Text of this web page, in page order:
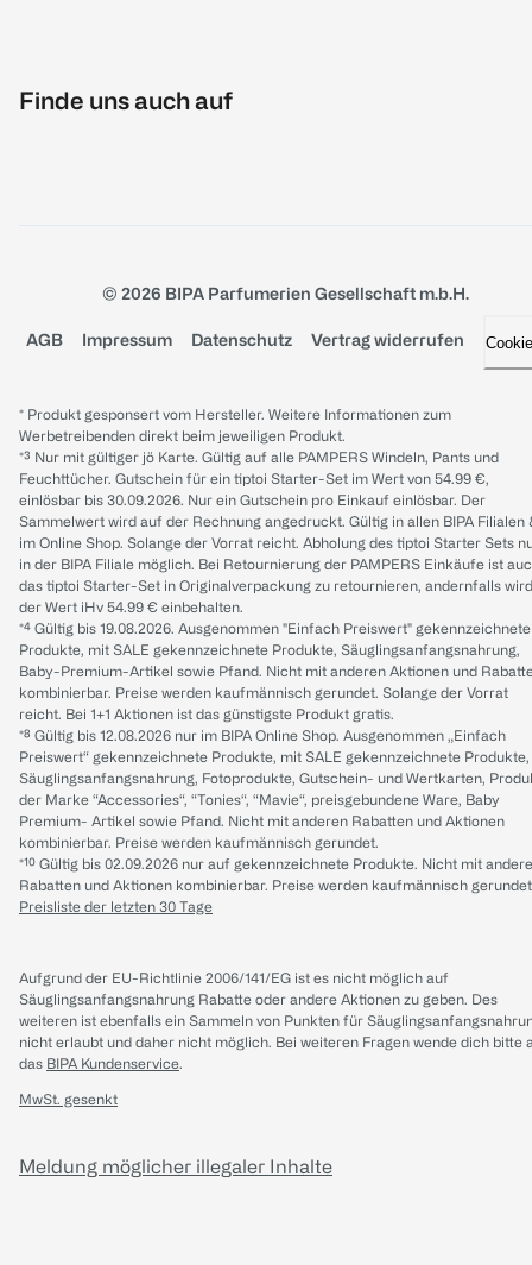
Finde uns auch auf
© 2026 BIPA Parfumerien Gesellschaft m.b.H.
AGB Impressum Datenschutz Vertrag widerrufen
* Produkt gesponsert vom Hersteller. Weitere Informationen zum
Werbetreibenden direkt beim jeweiligen Produkt.
*³ Nur mit gültiger jö Karte. Gültig auf alle PAMPERS Windeln, Pants und
Feuchttücher. Gutschein für ein tiptoi Starter-Set im Wert von 54.99 €,
einlösbar bis 30.09.2026. Nur ein Gutschein pro Einkauf einlösbar. Der
Sammelwert wird auf der Rechnung angedruckt. Gültig in allen BIPA Filialen
im Online Shop. Solange der Vorrat reicht. Abholung des tiptoi Starter Sets
in der BIPA Filiale möglich. Bei Retournierung der PAMPERS Einkäufe ist
das tiptoi Starter-Set in Originalverpackung zu retournieren, andernfalls wird
der Wert iHv 54.99 € einbehalten.
*⁴ Gültig bis 19.08.2026. Ausgenommen "Einfach Preiswert" gekennzeichnete
Produkte, mit SALE gekennzeichnete Produkte, Säuglingsanfangsnahrung,
Baby-Premium-Artikel sowie Pfand. Nicht mit anderen Aktionen und
kombinierbar. Preise werden kaufmännisch gerundet. Solange der Vorrat
reicht. Bei 1+1 Aktionen ist das günstigste Produkt gratis.
*⁸ Gültig bis 12.08.2026 nur im BIPA Online Shop. Ausgenommen „Einfach
Preiswert“ gekennzeichnete Produkte, mit SALE gekennzeichnete Produkte,
Säuglingsanfangsnahrung, Fotoprodukte, Gutschein- und Wertkarten,
der Marke “Accessories“, “Tonies“, “Mavie“, preisgebundene Ware, Baby
Premium- Artikel sowie Pfand. Nicht mit anderen Rabatten und Aktionen
kombinierbar. Preise werden kaufmännisch gerundet.
*¹⁰ Gültig bis 02.09.2026 nur auf gekennzeichnete Produkte. Nicht mit
Rabatten und Aktionen kombinierbar. Preise werden kaufmännisch
Preisliste der letzten 30 Tage
Aufgrund der EU-Richtlinie 2006/141/EG ist es nicht möglich auf
Säuglingsanfangsnahrung Rabatte oder andere Aktionen zu geben. Des
weiteren ist ebenfalls ein Sammeln von Punkten für
nicht erlaubt und daher nicht möglich. Bei weiteren Fragen wende dich bitte
das BIPA Kundenservice.
MwSt. gesenkt
Meldung möglicher illegaler Inhalte